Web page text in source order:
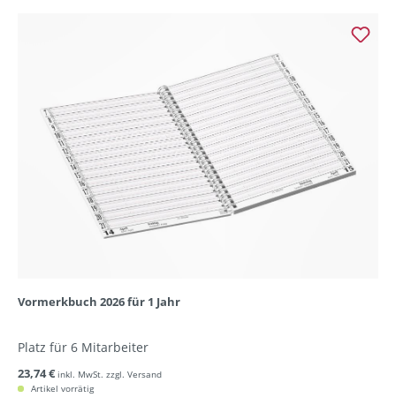
Vormerkbuch 2026 für 1 Jahr
Platz für 6 Mitarbeiter
23,74 € inkl. MwSt. zzgl. Versand
Artikel vorrätig